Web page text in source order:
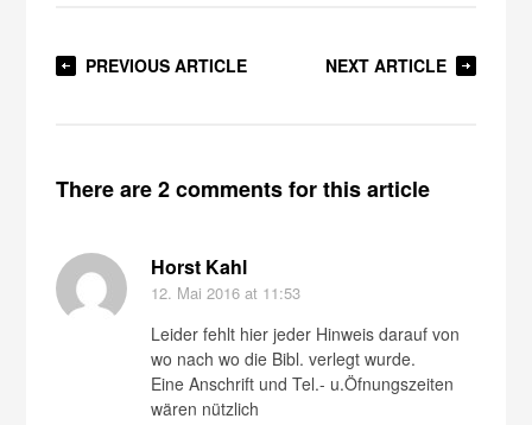
PREVIOUS ARTICLE NEXT ARTICLE
There are 2 comments for this article
Horst Kahl
12. Mai 2016 at 11:53
Leider fehlt hier jeder Hinweis darauf von
wo nach wo die Bibl. verlegt wurde.
Eine Anschrift und Tel.- u.Öfnungszeiten
wären nützlich